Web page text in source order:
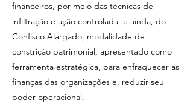
financeiros, por meio das técnicas de
infiltração e ação controlada, e ainda, do
Confisco Alargado, modalidade de
constrição patrimonial, apresentado como
ferramenta estratégica, para enfraquecer as
finanças das organizações e, reduzir seu
poder operacional.